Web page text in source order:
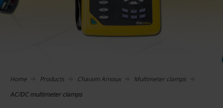
Home Products Chauvin Arnoux
Multimeter clamps
AC/DC multimeter clamps